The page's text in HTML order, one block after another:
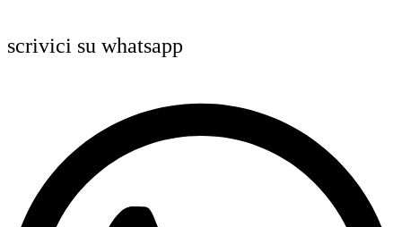
scrivici su whatsapp